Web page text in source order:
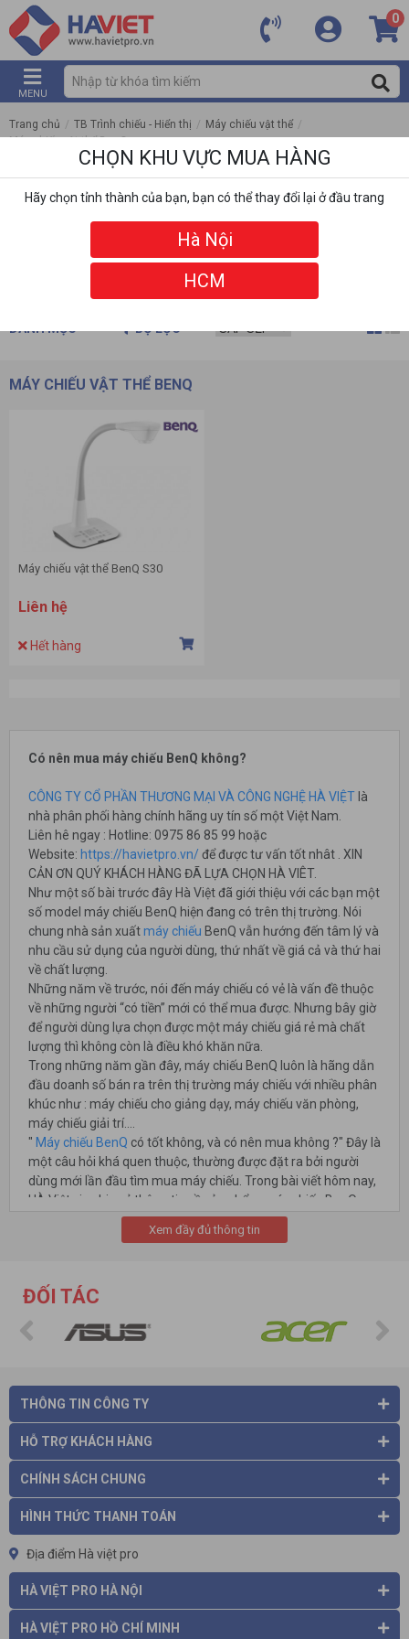
0
MENU
Trang chủ / TB Trình chiếu - Hiển thị / Máy chiếu vật thể /
Máy chiếu vật thể BenQ
DANH MỤC BỘ LỌC
MÁY CHIẾU VẬT THỂ BENQ
Máy chiếu vật thể BenQ S30
Liên hệ
Hết hàng
Có nên mua máy chiếu BenQ không?
CÔNG TY CỔ PHẦN THƯƠNG MẠI VÀ CÔNG NGHỆ HÀ VIỆT là
nhà phân phối hàng chính hãng uy tín số một Việt Nam.
Liên hê ngay : Hotline: 0975 86 85 99 hoặc
Website: https://havietpro.vn/ để được tư vấn tốt nhât . XIN
CẢN ƠN QUÝ KHÁCH HÀNG ĐÃ LỰA CHỌN HÀ VIÊT.
Như một số bài trước đây Hà Việt đã giới thiệu với các bạn một
số model máy chiếu BenQ hiện đang có trên thị trường. Nói
chung nhà sản xuấtmáy chiếu BenQ vẫn hướng đến tâm lý và
nhu cầu sử dụng của người dùng, thứ nhất về giá cả và thứ hai
về chất lượng.
Những năm về trước, nói đến máy chiếu có vẻ là vấn đề thuộc
về những người “có tiền” mới có thể mua được. Nhưng bây giờ
để người dùng lựa chọn được một máy chiếu giá rẻ mà chất
lượng thì không còn là điều khó khăn nữa.
Trong những năm gần đây, máy chiếu BenQ luôn là hãng dẫn
đầu doanh số bán ra trên thị trường máy chiếu với nhiều phân
khúc như : máy chiếu cho giảng dạy, máy chiếu văn phòng,
máy chiếu giải trí....
" Máy chiếu BenQ có tốt không, và có nên mua không ?" Đây là
một câu hỏi khá quen thuộc, thường được đặt ra bởi người
dùng mới lần đầu tìm mua máy chiếu. Trong bài viết hôm nay,
HÀ Việt xin chia sẻ thông tin về sản phẩm máy chiếu BenQ,
giúp người dùng có cái nhìn tổng quát về nhà hãng trên.
Máy chiếu BenQ xuất xứ từ nước nào?
Continental System, sau vài lần thay đổi tên cho phù hợp với
tên gọi chính thức sau khi đổi tên từ Acer Comunication &
minh sáng chế trên toàn thế giới và có nhà máy sản xuất tại
Malaysia, Mexico, Trung Quốc và Đài Loan.
Số lượng nhân viên của BenQ trên toàn thế giới là 14.499
người, hỗ trợ hệ thống dịch vụ, tiếp thị và bán hàng rộng rãi
trên tất cả các khu vực châu Á Thái Bình Dương, châu Âu và
châu Mỹ.
- Hệ thống màn hình hiển thị (LCD Monitor, CRT Monitor)
- Truyền thông kỹ thuật số (máy tính xách tay Joybook, MP3,
- Hệ thống hình ảnh và lưu trữ (ổ CD-ROM, CD-RW, DVD-ROM,
Xem đầy đủ thông tin
ĐỐI TÁC
THÔNG TIN CÔNG TY
HỖ TRỢ KHÁCH HÀNG
CHÍNH SÁCH CHUNG
HÌNH THỨC THANH TOÁN
Địa điểm Hà việt pro
HÀ VIỆT PRO HÀ NỘI
HÀ VIỆT PRO HỒ CHÍ MINH
CHỌN KHU VỰC MUA HÀNG
Hãy chọn tỉnh thành của bạn, bạn có thể thay đổi lại ở đầu trang
Hà Nội
HCM